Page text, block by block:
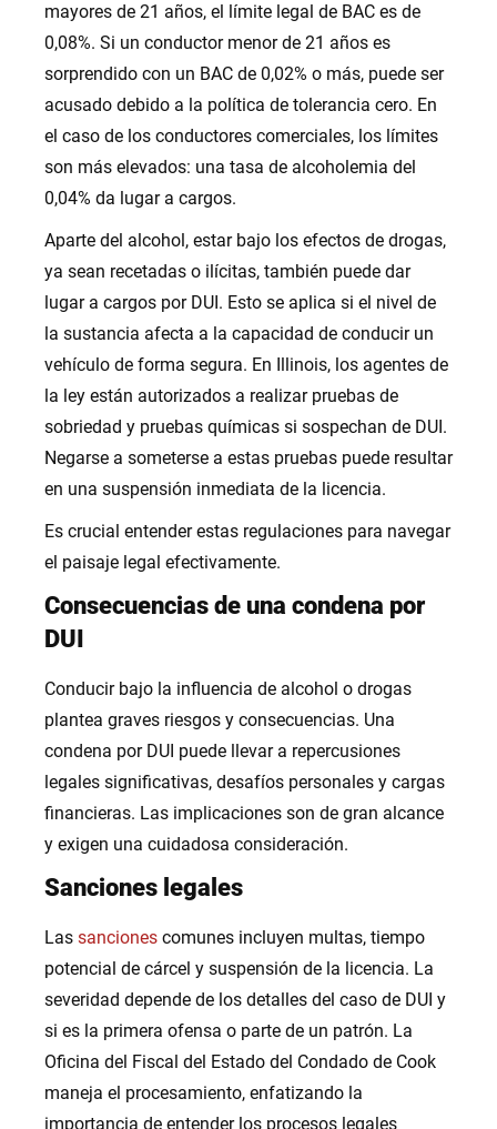
mayores de 21 años, el límite legal de BAC es de
0,08%. Si un conductor menor de 21 años es
sorprendido con un BAC de 0,02% o más, puede ser
acusado debido a la política de tolerancia cero. En
el caso de los conductores comerciales, los límites
son más elevados: una tasa de alcoholemia del
0,04% da lugar a cargos.
Aparte del alcohol, estar bajo los efectos de drogas,
ya sean recetadas o ilícitas, también puede dar
lugar a cargos por DUI. Esto se aplica si el nivel de
la sustancia afecta a la capacidad de conducir un
vehículo de forma segura. En Illinois, los agentes de
la ley están autorizados a realizar pruebas de
sobriedad y pruebas químicas si sospechan de DUI.
Negarse a someterse a estas pruebas puede resultar
en una suspensión inmediata de la licencia.
Es crucial entender estas regulaciones para navegar
el paisaje legal efectivamente.
Consecuencias de una condena por
DUI
Conducir bajo la influencia de alcohol o drogas
plantea graves riesgos y consecuencias. Una
condena por DUI puede llevar a repercusiones
legales significativas, desafíos personales y cargas
financieras. Las implicaciones son de gran alcance
y exigen una cuidadosa consideración.
Sanciones legales
Las sanciones comunes incluyen multas, tiempo
potencial de cárcel y suspensión de la licencia. La
severidad depende de los detalles del caso de DUI y
si es la primera ofensa o parte de un patrón. La
Oficina del Fiscal del Estado del Condado de Cook
maneja el procesamiento, enfatizando la
importancia de entender los procesos legales